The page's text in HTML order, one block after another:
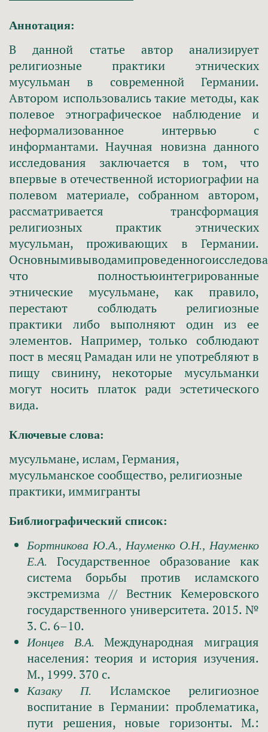
Аннотация:
В данной статье автор анализирует
религиозные практики этнических
мусульман в современной Германии.
Автором использовались такие методы, как
полевое этнографическое наблюдение и
неформализованное интервью с
информантами. Научная новизна данного
исследования заключается в том, что
впервые в отечественной историографии на
полевом материале, собранном автором,
рассматривается трансформация
религиозных практик этнических
мусульман, проживающих в Германии.
что полностьюинтегрированные
этнические мусульмане, как правило,
перестают соблюдать религиозные
практики либо выполняют один из ее
элементов. Например, только соблюдают
пост в месяц Рамадан или не употребляют в
пищу свинину, некоторые мусульманки
могут носить платок ради эстетического
вида.
Ключевые слова:
мусульмане, ислам, Германия,
мусульманское сообщество, религиозные
практики, иммигранты
Библиографический список:
Бортникова Ю.А., Науменко О.Н., Науменко
Е.А.
Государственное образование как
система борьбы против исламского
экстремизма // Вестник Кемеровского
государственного университета. 2015. №
3. С. 6–10.
Ионцев В.А.
Международная миграция
населения: теория и история изучения.
М., 1999. 370 c.
Казаку П.
Исламское религиозное
воспитание в Германии: проблематика,
пути решения, новые горизонты. М.: